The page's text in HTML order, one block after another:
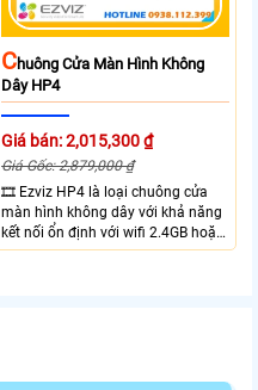
CHuông Cửa Màn Hình Không
Dây HP4
Giá bán: 2,015,300 ₫
Giá Gốc: 2,879,000 ₫
🎞 Ezviz HP4 là loại chuông cửa
màn hình không dây với khả năng
kết nối ổn định với wifi 2.4GB hoặc
tần số trộn. Với camera chuông